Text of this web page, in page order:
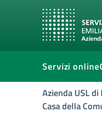
Servizi online
Azienda USL
Casa della